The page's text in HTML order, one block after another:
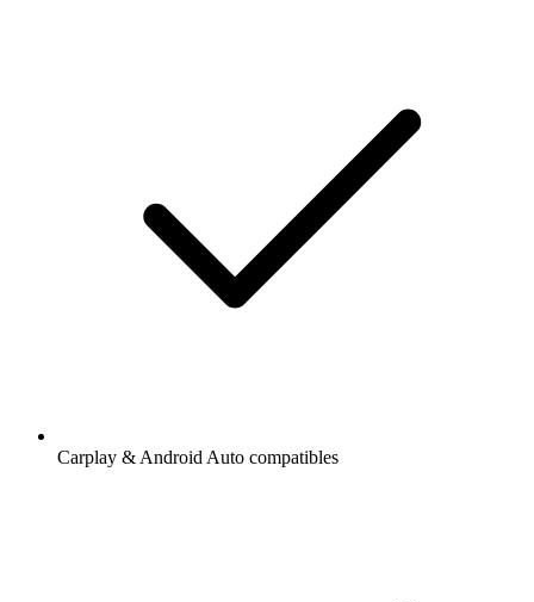
Carplay & Android Auto compatibles